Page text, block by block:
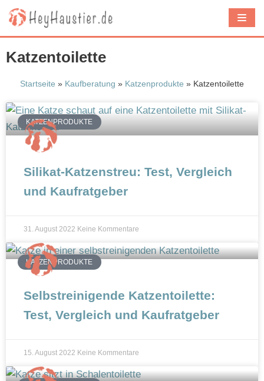
Z
u
I
a
l
g
e
Katzentoilette
Startseite » Kaufberatung » Katzenprodukte » Katzentoilette
KATZENPRODUKTE
Silikat-Katzenstreu: Test, Vergleich
und Kaufratgeber
31. August 2022 Keine Kommentare
KATZENPRODUKTE
Selbstreinigende Katzentoilette:
Test, Vergleich und Kaufratgeber
15. August 2022 Keine Kommentare